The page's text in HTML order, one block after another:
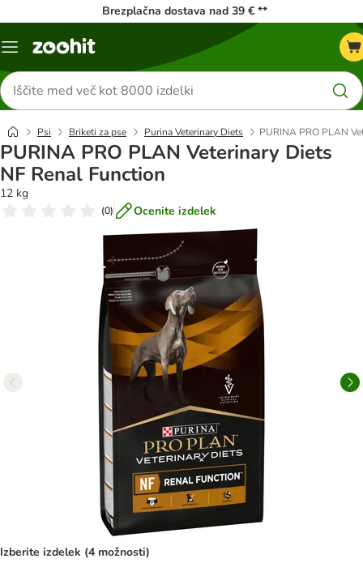
Brezplačna dostava nad 39 € **
Meni
Iskanje
izdelkov
Psi Briketi za pse Purina Veterinary Diets PURINA PRO PLAN
PURINA PRO PLAN Veterinary Diets
NF Renal Function
12 kg
(0) Ocenite izdelek
Izberite izdelek (4 možnosti)